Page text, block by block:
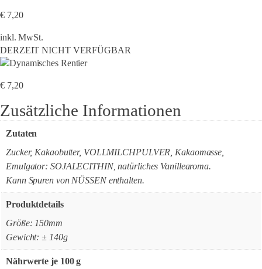
€7,20
inkl. MwSt.
DERZEIT NICHT VERFÜGBAR
€7,20
Zusätzliche Informationen
Zutaten
Zucker, Kakaobutter, VOLLMILCHPULVER, Kakaomasse,
Emulgator: SOJALECITHIN, natürliches Vanillearoma.
Kann Spuren von NÜSSEN enthalten.
Produktdetails
Größe: 150mm
Gewicht: ± 140g
Nährwerte je 100 g